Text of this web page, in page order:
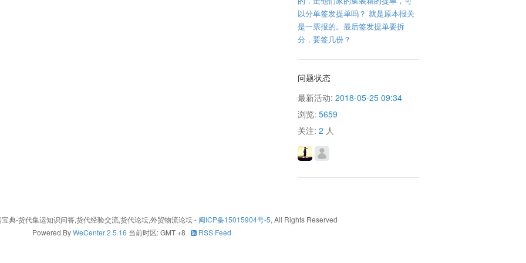
以分单签发提单吗？ 就是原本报关
是一票报的。最后签发提单要拆
分，要签几份？
问题状态
最新活动: 2018-05-25 09:34
浏览: 5659
关注: 2 人
典-货代集运知识问答,货代经验交流,货代论坛,外贸物流论坛- 闽ICP备15015904号-5, All Rights Reserved
Powered ByWeCenter 2.5.16 当前时区: GMT +8 RSS Feed